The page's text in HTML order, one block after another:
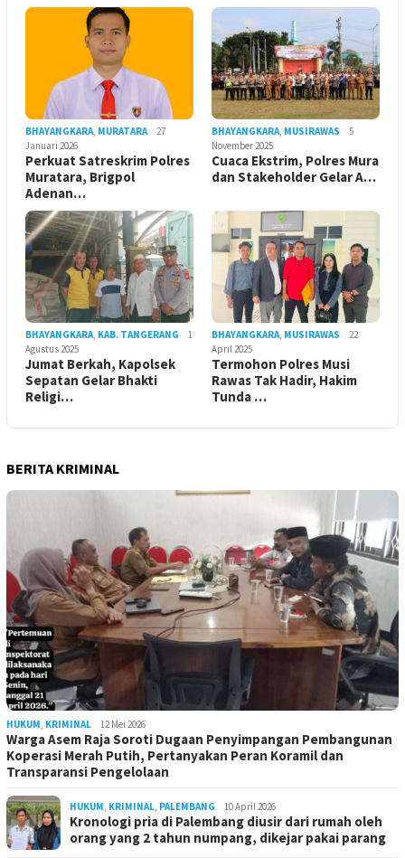
BHAYANGKARA, MURATARA
27
Januari 2026
Perkuat Satreskrim Polres
Muratara, Brigpol
Adenan…
BHAYANGKARA, MUSIRAWAS
5
November 2025
Cuaca Ekstrim, Polres Mura
dan Stakeholder Gelar A…
BHAYANGKARA, KAB. TANGERANG
1
Agustus 2025
Jumat Berkah, Kapolsek
Sepatan Gelar Bhakti
Religi…
BHAYANGKARA, MUSIRAWAS
22
April 2025
Termohon Polres Musi
Rawas Tak Hadir, Hakim
Tunda …
BERITA KRIMINAL
HUKUM, KRIMINAL 12 Mei 2026
Warga Asem Raja Soroti Dugaan Penyimpangan Pembangunan
Koperasi Merah Putih, Pertanyakan Peran Koramil dan
Transparansi Pengelolaan
HUKUM, KRIMINAL, PALEMBANG 10 April 2026
Kronologi pria di Palembang diusir dari rumah oleh
orang yang 2 tahun numpang, dikejar pakai parang